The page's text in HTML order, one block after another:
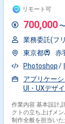
リモート可
700,000 〜
業務委託(フ
東京都
赤
Photoshop
アプリケー
UI・UXデザ
作業内容 基本設計,
クトの立ち上げメ
制作全般を担当い